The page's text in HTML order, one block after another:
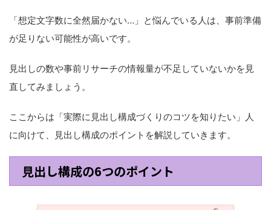
「想定文字数に全然届かない…」と悩んでいる人は、事前準備
が足りない可能性が高いです。
見出しの数や事前リサーチの情報量が不足していないかを見
直してみましょう。
ここからは「実際に見出し構成づくりのコツを知りたい」人
に向けて、見出し構成のポイントを解説していきます。
見出し構成の6つのポイント